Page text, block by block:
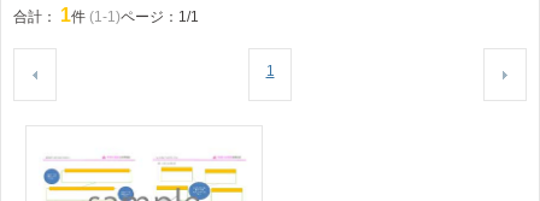
合計： 1件 (1-1)ページ：1/1
1